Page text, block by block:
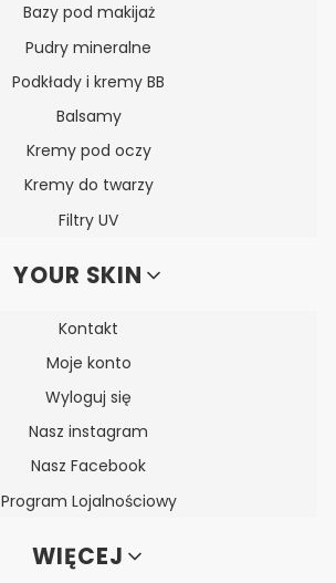
Bazy pod makijaż
Pudry mineralne
Podkłady i kremy BB
Balsamy
Kremy pod oczy
Kremy do twarzy
Filtry UV
YOUR SKIN
Kontakt
Moje konto
Wyloguj się
Nasz instagram
Nasz Facebook
Program Lojalnościowy
WIĘCEJ